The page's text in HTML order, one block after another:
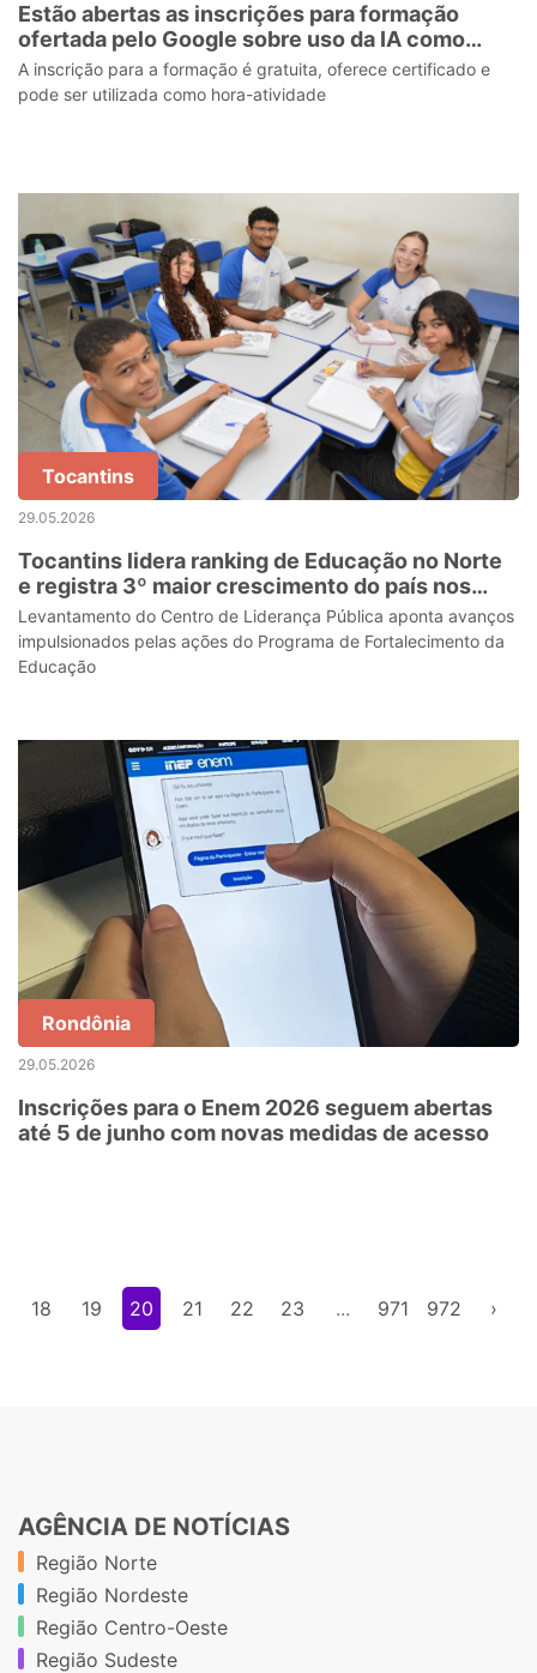
Estão abertas as inscrições para formação
ofertada pelo Google sobre uso da IA como
ferramenta pedagógica para professores da
rede estadual
A inscrição para a formação é gratuita, oferece certificado e
pode ser utilizada como hora-atividade
Tocantins
29.05.2026
Tocantins lidera ranking de Educação no Norte
e registra 3º maior crescimento do país nos
últimos três anos
Levantamento do Centro de Liderança Pública aponta avanços
impulsionados pelas ações do Programa de Fortalecimento da
Educação
Rondônia
29.05.2026
Inscrições para o Enem 2026 seguem abertas
até 5 de junho com novas medidas de acesso
18 19 20 21 22 23 ... 971 972 ›
AGÊNCIA DE NOTÍCIAS
Região Norte
Região Nordeste
Região Centro-Oeste
Região Sudeste